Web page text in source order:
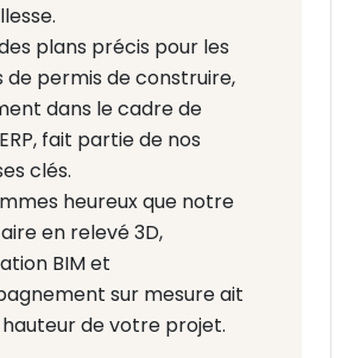
plans précis pour les
de permis de construire,
dans le cadre de
fait partie de nos
clés.
heureux que notre
en relevé 3D,
BIM et
sur mesure ait
de votre projet.